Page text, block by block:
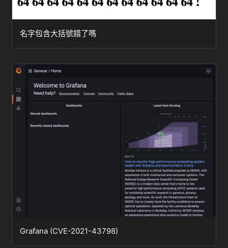
名字包含大括號錯了嗎
Grafana (CVE-2021-43798)